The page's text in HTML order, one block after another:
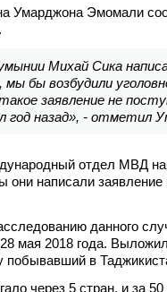
Умарджона Эмомали
Михай Сика
мы бы возбудили
заявление не
назад», - отметил
отдел МВД
они написали
данного
мая 2018 года.
побывавший в
через 5 стран, и за